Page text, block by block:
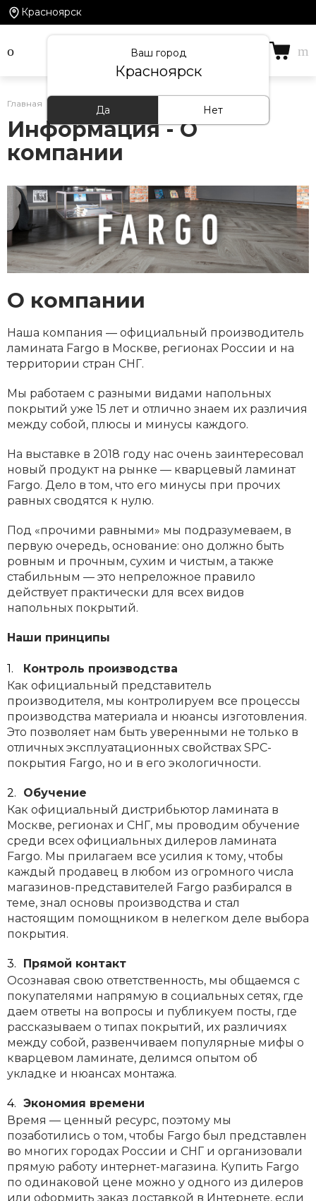
Красноярск
Ваш город
Красноярск
Да Нет
Главная Информация
Информация - О
компании
О компании
Наша компания — официальный производитель
ламината Fargo в Москве, регионах России и на
территории стран СНГ.
Мы работаем с разными видами напольных
покрытий уже 15 лет и отлично знаем их различия
между собой, плюсы и минусы каждого.
На выставке в 2018 году нас очень заинтересовал
новый продукт на рынке — кварцевый ламинат
Fargo. Дело в том, что его минусы при прочих
равных сводятся к нулю.
Под «прочими равными» мы подразумеваем, в
первую очередь, основание: оно должно быть
ровным и прочным, сухим и чистым, а также
стабильным — это непреложное правило
действует практически для всех видов
напольных покрытий.
Наши принципы
Контроль производства
Как официальный представитель
производителя, мы контролируем все процессы
производства материала и нюансы изготовления.
Это позволяет нам быть уверенными не только в
отличных эксплуатационных свойствах SPC-
покрытия Fargo, но и в его экологичности.
Обучение
Как официальный дистрибьютор ламината в
Москве, регионах и СНГ, мы проводим обучение
среди всех официальных дилеров ламината
Fargo. Мы прилагаем все усилия к тому, чтобы
каждый продавец в любом из огромного числа
магазинов-представителей Fargo разбирался в
теме, знал основы производства и стал
настоящим помощником в нелегком деле выбора
покрытия.
Прямой контакт
Осознавая свою ответственность, мы общаемся с
покупателями напрямую в социальных сетях, где
даем ответы на вопросы и публикуем посты, где
рассказываем о типах покрытий, их различиях
между собой, развенчиваем популярные мифы о
кварцевом ламинате, делимся опытом об
укладке и нюансах монтажа.
Экономия времени
Время — ценный ресурс, поэтому мы
позаботились о том, чтобы Fargo был представлен
во многих городах России и СНГ и организовали
прямую работу интернет-магазина. Купить Fargo
по одинаковой цене можно у одного из дилеров
или оформить заказ доставкой в Интернете, если